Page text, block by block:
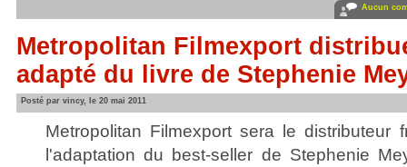
Aucun
Metropolitan Filmexport
adapté du livre de Stephenie
Posté par vincy, le 20 mai 2011
Metropolitan Filmexport sera le distributeur
l'adaptation du best-seller de Stephenie